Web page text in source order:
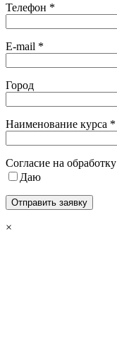
Телефон *
E-mail *
Город
Наименование курса *
Cогласие на обработку
Даю
×